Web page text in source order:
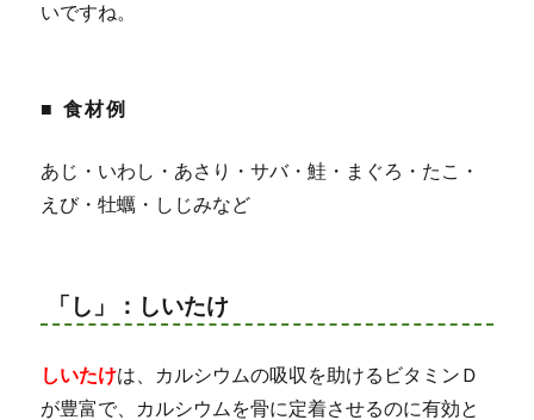
いですね。
■ 食材例
あじ・いわし・あさり・サバ・鮭・まぐろ・たこ・
えび・牡蠣・しじみなど
「し」：しいたけ
しいたけは、カルシウムの吸収を助けるビタミンＤ
が豊富で、カルシウムを骨に定着させるのに有効と